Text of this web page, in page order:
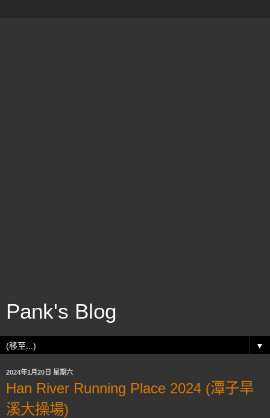
Pank's Blog
▼
2024年1月20日 星期六
Han River Running Place 2024 (潭子旱
溪大操場)